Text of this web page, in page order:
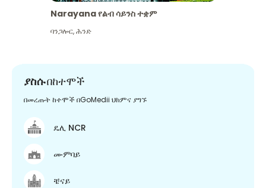
Narayana የልብ ሳይንስ ተቋም
ባንጋሎር,ሕንድ
ያስሱበከተሞች
በመረጡት ከተሞች በGoMedii ህክምና ያግኙ
ዴሊ NCR
ሙምባይ
ቼናይ